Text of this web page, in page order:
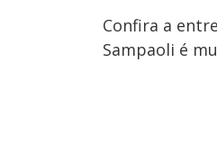
Confira a
Sampaoli é